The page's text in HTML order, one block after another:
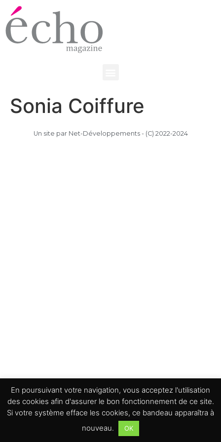
Sonia Coiffure
Un site par Net-Développements - (C) 2022-2024
En poursuivant votre navigation, vous acceptez l'utilisation
des cookies afin d'assurer le bon fonctionnement de ce site.
Si votre système efface les cookies, ce bandeau apparaîtra à
nouveau.
OK